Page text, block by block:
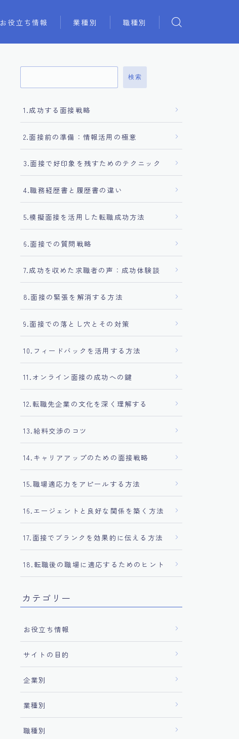
お役立ち情報 業種別 職種別
検索
1.成功する面接戦略
2.面接前の準備：情報活用の極意
3.面接で好印象を残すためのテクニック
4.職務経歴書と履歴書の違い
5.模擬面接を活用した転職成功方法
6.面接での質問戦略
7.成功を収めた求職者の声：成功体験談
8.面接の緊張を解消する方法
9.面接での落とし穴とその対策
10.フィードバックを活用する方法
11.オンライン面接の成功への鍵
12.転職先企業の文化を深く理解する
13.給料交渉のコツ
14.キャリアアップのための面接戦略
15.職場適応力をアピールする方法
16.エージェントと良好な関係を築く方法
17.面接でブランクを効果的に伝える方法
18.転職後の職場に適応するためのヒント
カテゴリー
お役立ち情報
サイトの目的
企業別
業種別
職種別